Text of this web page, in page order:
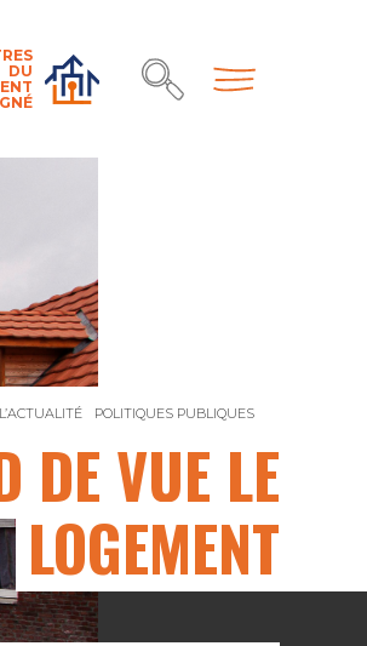
DU
POLITIQUES PUBLIQUES
DE VUE LE
LOGEMENT